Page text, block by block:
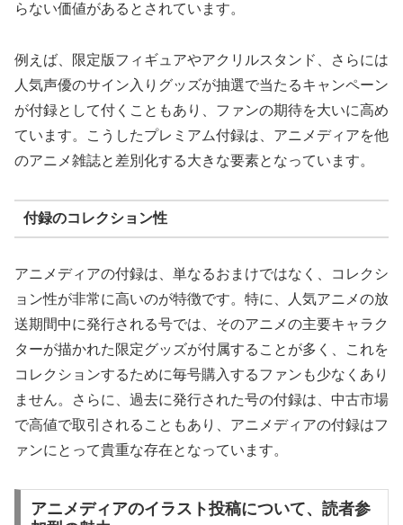
らない価値があるとされています。
例えば、限定版フィギュアやアクリルスタンド、さらには
人気声優のサイン入りグッズが抽選で当たるキャンペーン
が付録として付くこともあり、ファンの期待を大いに高め
ています。こうしたプレミアム付録は、アニメディアを他
のアニメ雑誌と差別化する大きな要素となっています。
付録のコレクション性
アニメディアの付録は、単なるおまけではなく、コレクシ
ョン性が非常に高いのが特徴です。特に、人気アニメの放
送期間中に発行される号では、そのアニメの主要キャラク
ターが描かれた限定グッズが付属することが多く、これを
コレクションするために毎号購入するファンも少なくあり
ません。さらに、過去に発行された号の付録は、中古市場
で高値で取引されることもあり、アニメディアの付録はフ
ァンにとって貴重な存在となっています。
アニメディアのイラスト投稿について、読者参